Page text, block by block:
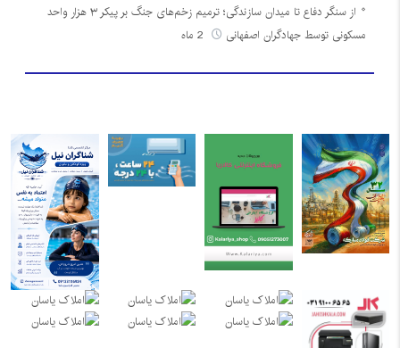
از سنگر دفاع تا میدان سازندگی؛ ترمیم زخم‌های جنگ بر پیکر ۳ هزار واحد
مسکونی توسط جهادگران اصفهانی